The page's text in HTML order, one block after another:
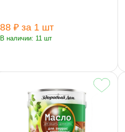
88 ₽за 1 шт
В наличии: 11 шт